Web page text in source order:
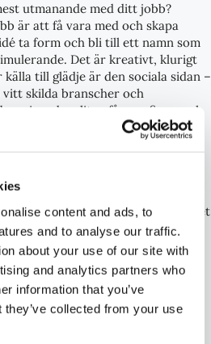
content and ads, to
and to analyse our traffic.
about your use of our site with
and analytics partners who
information that you’ve
collected from your use
utmanande med ditt jobb?
är att få vara med och skapa
ta form och bli till ett namn som
Det är kreativt, klurigt
till glädje är den sociala sidan –
skilda branscher och
vi med en liten fåmansfirma och
team där språk, perspektiv
varandra på bästa sätt.
du är särskilt stolt över?
vi bl. a. Telia (grundades i Sverige
Briska (en cider – man hör hur det
till ’frisk’ eller det engelska
för att nämna något från senare
Campaigns) är både fyndigt,
inom namngivning och